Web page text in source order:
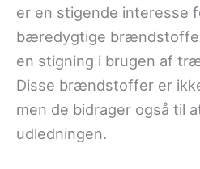
er en stigende interesse
bæredygtige
en stigning i brugen af
Disse brændstoffer er
men de bidrager også til
udledningen.